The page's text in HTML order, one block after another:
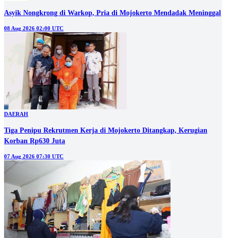
Asyik Nongkrong di Warkop, Pria di Mojokerto Mendadak Meninggal
08 Aug 2026 02:00 UTC
DAERAH
Tiga Penipu Rekrutmen Kerja di Mojokerto Ditangkap, Kerugian
Korban Rp630 Juta
07 Aug 2026 07:30 UTC